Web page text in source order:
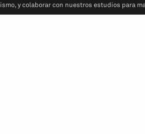
y colaborar con nuestros estudios para